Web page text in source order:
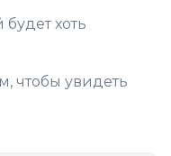
хоть
чтобы увидеть